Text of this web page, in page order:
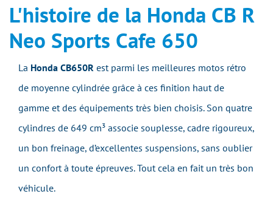
L'histoire de la Honda CB R
Neo Sports Cafe 650
La Honda CB650R est parmi les meilleures motos rétro
de moyenne cylindrée grâce à ces finition haut de
gamme et des équipements très bien choisis. Son quatre
cylindres de 649 cm³ associe souplesse, cadre rigoureux,
un bon freinage, d’excellentes suspensions, sans oublier
un confort à toute épreuves. Tout cela en fait un très bon
véhicule.